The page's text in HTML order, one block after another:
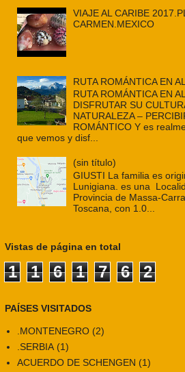
VIAJE AL CARIBE
CARMEN.MEXICO
RUTA ROMÁNTICA EN
RUTA ROMÁNTICA EN
DISFRUTAR SU
NATURALEZA –
ROMÁNTICO Y es
que vemos y disf...
(sin título)
GIUSTI La familia es
Lunigiana. es una
Provincia de Massa-
Toscana, con 1.0...
Vistas de página en total
1 1 6 1 7 6 2
PAÍSES VISITADOS
.MONTENEGRO (2)
.SERBIA (1)
ACUERDO DE SCHENGEN (1)